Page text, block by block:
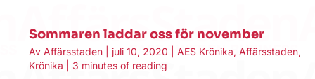
Sommaren laddar oss för november
Av Affärsstaden juli 10, 2020 AES Krönika, Affärsstaden,
Krönika
3 minutes of reading